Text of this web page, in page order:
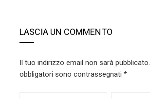
LASCIA UN COMMENTO
Il tuo indirizzo email non sarà pubblicato.
obbligatori sono contrassegnati *